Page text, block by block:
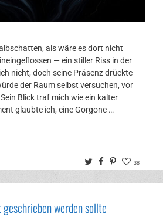
als wäre es dort nicht
— ein stiller Riss in der
nicht, doch seine Präsenz drückte
der Raum selbst versuchen, vor
Blick traf mich wie ein kalter
glaubte ich, eine Gorgone …
TwitterFacebook
Pinterest
38
werden sollte